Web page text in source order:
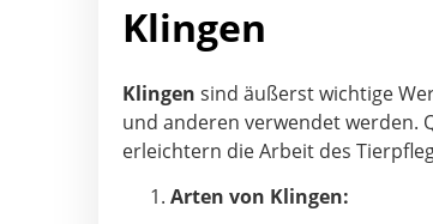
Klingen
Klingen sind äußerst wichtige
und anderen verwendet werden.
erleichtern die Arbeit des
Arten von Klingen: